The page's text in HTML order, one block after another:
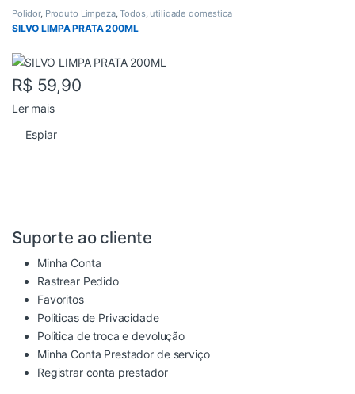
Polidor, Produto Limpeza,Todos, utilidade domestica
SILVO LIMPA PRATA 200ML
R$ 59,90
Ler mais
Espiar
Suporte ao cliente
Minha Conta
Rastrear Pedido
Favoritos
Politicas de Privacidade
Politica de troca e devolução
Minha Conta Prestador de serviço
Registrar conta prestador